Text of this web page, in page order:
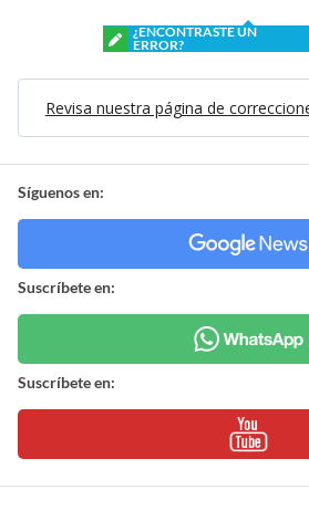
¿ENCONTRASTE UN
ERROR?
Revisa nuestra página de
Síguenos en:
Suscríbete en:
Suscríbete en: